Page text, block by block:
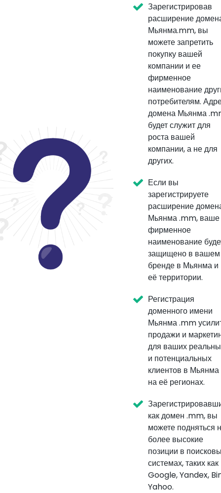
Зарегистрировав
расширение
Мьянма.mm, вы
можете запретить
покупку вашей
компании и ее
фирменное
наименование
потребителям.
домена Мьянма
будет служит для
роста вашей
компании, а не для
других.
Если вы
зарегистрируете
расширение
Мьянма .mm, ваше
фирменное
наименование
защищено в вашем
бренде в Мьянма и
её территории.
Регистрация
доменного имени
Мьянма .mm
продажи и
для ваших
и потенциальных
клиентов в Мьянма
на её регионах.
как домен .mm, вы
можете подняться
более высокие
позиции в
системах, таких как
Google, Yandex,
Yahoo.